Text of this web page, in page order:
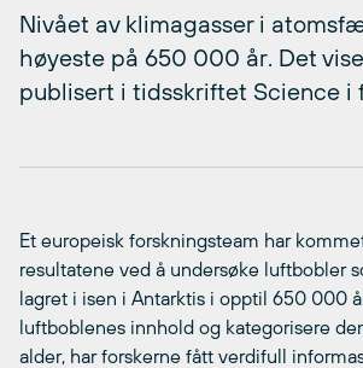
Nivået av klimagasser i
høyeste på 650 000 år. Det
publisert i tidsskriftet Science i
Et europeisk forskningsteam har
resultatene ved å undersøke luftbobler
lagret i isen i Antarktis i opptil 650 000
luftboblenes innhold og kategorisere
alder, har forskerne fått verdifull